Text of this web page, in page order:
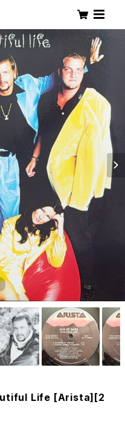
Life [Arista][2